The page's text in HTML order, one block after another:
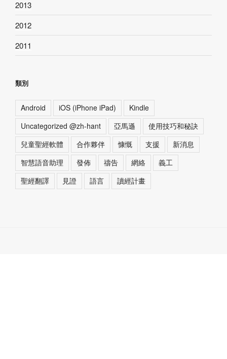
2013
2012
2011
類別
Android iOS (iPhone iPad)
Kindle
Uncategorized @zh-hant
亞馬遜
使用技巧和秘訣
兒童聖經軟體
合作夥伴 慷慨 支援
新消息
智慧語音助理
發佈 禱告 網絡
義工
聖經翻譯
見證 語言 讀經計畫